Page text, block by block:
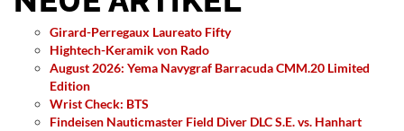
Girard-Perregaux Laureato Fifty
Hightech-Keramik von Rado
August 2026: Yema Navygraf Barracuda CMM.20 Limited
Edition
Wrist Check: BTS
Findeisen Nauticmaster Field Diver DLC S.E. vs. Hanhart